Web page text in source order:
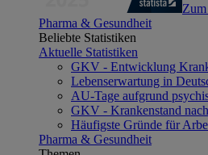
Pharma & Gesundheit
Beliebte Statistiken
Aktuelle Statistiken
GKV - Entwicklung
Lebenserwartung in
AU-Tage aufgrund
GKV - Krankenstand
Häufigste Gründe für
Pharma & Gesundheit